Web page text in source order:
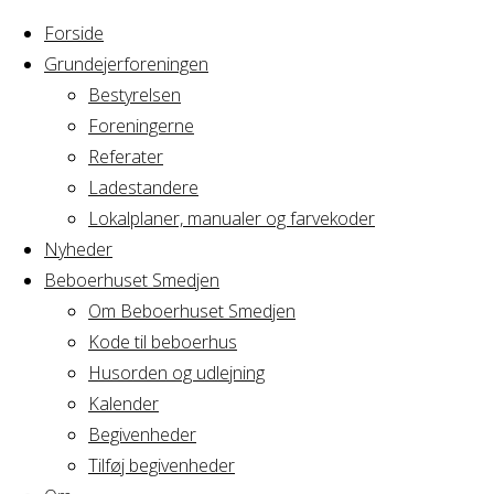
Forside
Grundejerforeningen
Bestyrelsen
Foreningerne
Referater
Ladestandere
Lokalplaner, manualer og farvekoder
Nyheder
Beboerhuset Smedjen
Om Beboerhuset Smedjen
Kode til beboerhus
Husorden og udlejning
Kalender
Begivenheder
Tilføj begivenheder
Home
Arrangement
Beskyttet: Privat
selskab
Beskyttet:
Privat
selskab
Dette indhold